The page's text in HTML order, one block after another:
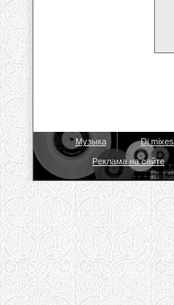
Музыка Dj mixes
Реклама на сайте